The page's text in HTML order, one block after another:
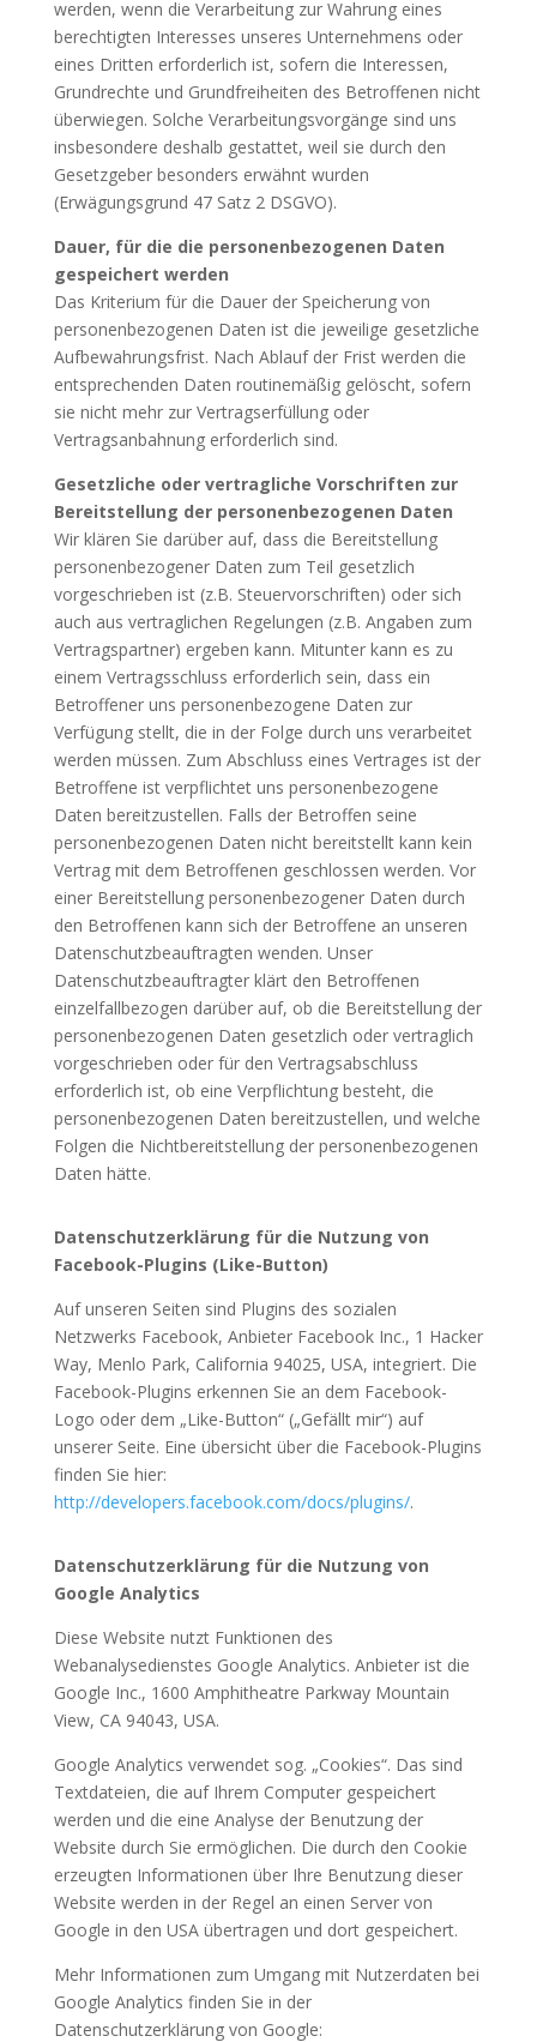
werden, wenn die Verarbeitung zur Wahrung eines
berechtigten Interesses unseres Unternehmens oder
eines Dritten erforderlich ist, sofern die Interessen,
Grundrechte und Grundfreiheiten des Betroffenen nicht
überwiegen. Solche Verarbeitungsvorgänge sind uns
insbesondere deshalb gestattet, weil sie durch den
Gesetzgeber besonders erwähnt wurden
(Erwägungsgrund 47 Satz 2 DSGVO).
Dauer, für die die personenbezogenen Daten
gespeichert werden
Das Kriterium für die Dauer der Speicherung von
personenbezogenen Daten ist die jeweilige gesetzliche
Aufbewahrungsfrist. Nach Ablauf der Frist werden die
entsprechenden Daten routinemäßig gelöscht, sofern
sie nicht mehr zur Vertragserfüllung oder
Vertragsanbahnung erforderlich sind.
Gesetzliche oder vertragliche Vorschriften zur
Bereitstellung der personenbezogenen Daten
Wir klären Sie darüber auf, dass die Bereitstellung
personenbezogener Daten zum Teil gesetzlich
vorgeschrieben ist (z.B. Steuervorschriften) oder sich
auch aus vertraglichen Regelungen (z.B. Angaben zum
Vertragspartner) ergeben kann. Mitunter kann es zu
einem Vertragsschluss erforderlich sein, dass ein
Betroffener uns personenbezogene Daten zur
Verfügung stellt, die in der Folge durch uns verarbeitet
werden müssen. Zum Abschluss eines Vertrages ist der
Betroffene ist verpflichtet uns personenbezogene
Daten bereitzustellen. Falls der Betroffen seine
personenbezogenen Daten nicht bereitstellt kann kein
Vertrag mit dem Betroffenen geschlossen werden. Vor
einer Bereitstellung personenbezogener Daten durch
den Betroffenen kann sich der Betroffene an unseren
Datenschutzbeauftragten wenden. Unser
Datenschutzbeauftragter klärt den Betroffenen
einzelfallbezogen darüber auf, ob die Bereitstellung der
personenbezogenen Daten gesetzlich oder vertraglich
vorgeschrieben oder für den Vertragsabschluss
erforderlich ist, ob eine Verpflichtung besteht, die
personenbezogenen Daten bereitzustellen, und welche
Folgen die Nichtbereitstellung der personenbezogenen
Daten hätte.
Datenschutzerklärung für die Nutzung von
Facebook-Plugins (Like-Button)
Auf unseren Seiten sind Plugins des sozialen
Netzwerks Facebook, Anbieter Facebook Inc., 1 Hacker
Way, Menlo Park, California 94025, USA, integriert. Die
Facebook-Plugins erkennen Sie an dem Facebook-
Logo oder dem „Like-Button“ („Gefällt mir“) auf
unserer Seite. Eine übersicht über die Facebook-Plugins
finden Sie hier:
http://developers.facebook.com/docs/plugins/.
Datenschutzerklärung für die Nutzung von
Google Analytics
Diese Website nutzt Funktionen des
Webanalysedienstes Google Analytics. Anbieter ist die
Google Inc., 1600 Amphitheatre Parkway Mountain
View, CA 94043, USA.
Google Analytics verwendet sog. „Cookies“. Das sind
Textdateien, die auf Ihrem Computer gespeichert
werden und die eine Analyse der Benutzung der
Website durch Sie ermöglichen. Die durch den Cookie
erzeugten Informationen über Ihre Benutzung dieser
Website werden in der Regel an einen Server von
Google in den USA übertragen und dort gespeichert.
Mehr Informationen zum Umgang mit Nutzerdaten bei
Google Analytics finden Sie in der
Datenschutzerklärung von Google: